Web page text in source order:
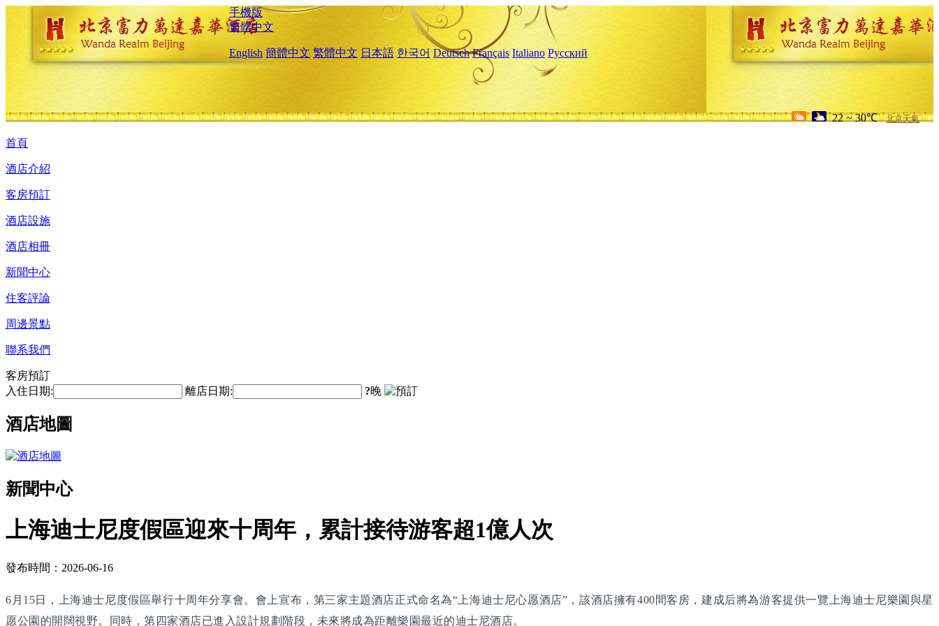
手機版
繁體中文
English 簡體中文 繁體中文 日本語 한국어 Deutsch Français Italiano Русский
22 ~ 30℃ 北京天氣
首頁
酒店介紹
客房預訂
酒店設施
酒店相冊
新聞中心
住客評論
周邊景點
聯系我們
客房預訂
入住日期:
離店日期: ?晚
酒店地圖
新聞中心
上海迪士尼度假區迎來十周年，累計接待游客超1億人次
發布時間：2026-06-16
6月15日，上海迪士尼度假區舉行十周年分享會。會上宣布，第三家主題酒店正式命名為“上海迪士尼心愿酒店”，該酒店擁有400間客房，建成后將為游客提供一覽上海迪士尼樂園與星
愿公園的開闊視野。同時，第四家酒店已進入設計規劃階段，未來將成為距離樂園最近的迪士尼酒店。